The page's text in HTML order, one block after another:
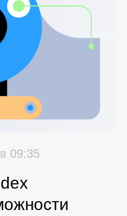
в 09:35